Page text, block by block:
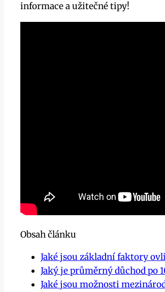
informace a užitečné tipy!
Obsah článku
Jaké jsou základní faktory
Jaký je průměrný důchod po
Jaké jsou možnosti